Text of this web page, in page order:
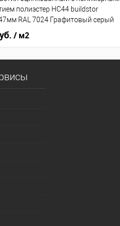
полиэстер НС44 buildstor
RAL 7024 Графитовый серый
/ м2